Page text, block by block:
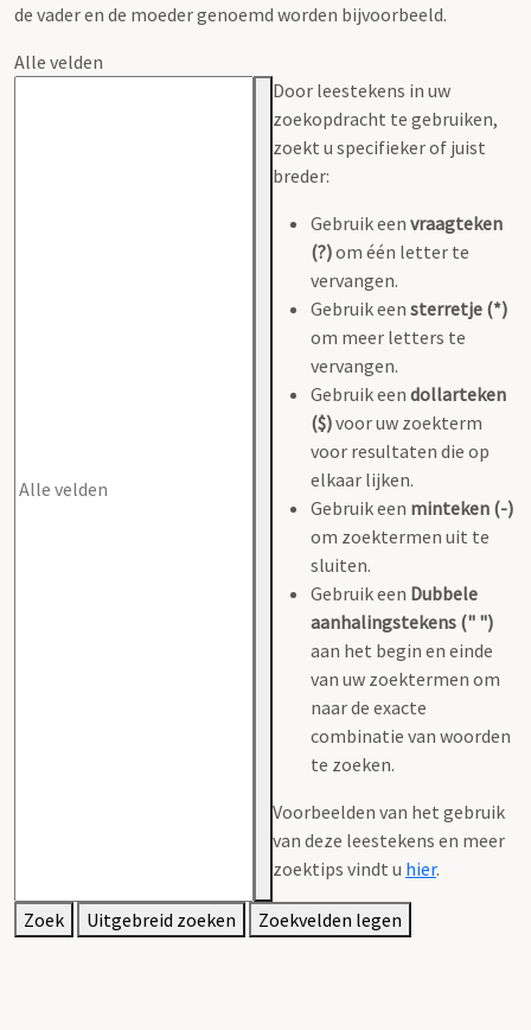
de vader en de moeder genoemd worden bijvoorbeeld.
Alle velden
Door leestekens in uw
zoekopdracht te gebruiken,
zoekt u specifieker of juist
breder:
Gebruik een vraagteken
(?)om één letter te
vervangen.
Gebruik een sterretje (*)
om meer letters te
vervangen.
Gebruik een dollarteken
($)voor uw zoekterm
voor resultaten die op
elkaar lijken.
Gebruik een minteken (-)
om zoektermen uit te
sluiten.
Gebruik een Dubbele
aanhalingstekens (" ")
aan het begin en einde
van uw zoektermen om
naar de exacte
combinatie van woorden
te zoeken.
Voorbeelden van het gebruik
van deze leestekens en meer
zoektips vindt u hier.
Zoek Uitgebreid zoeken Zoekvelden legen